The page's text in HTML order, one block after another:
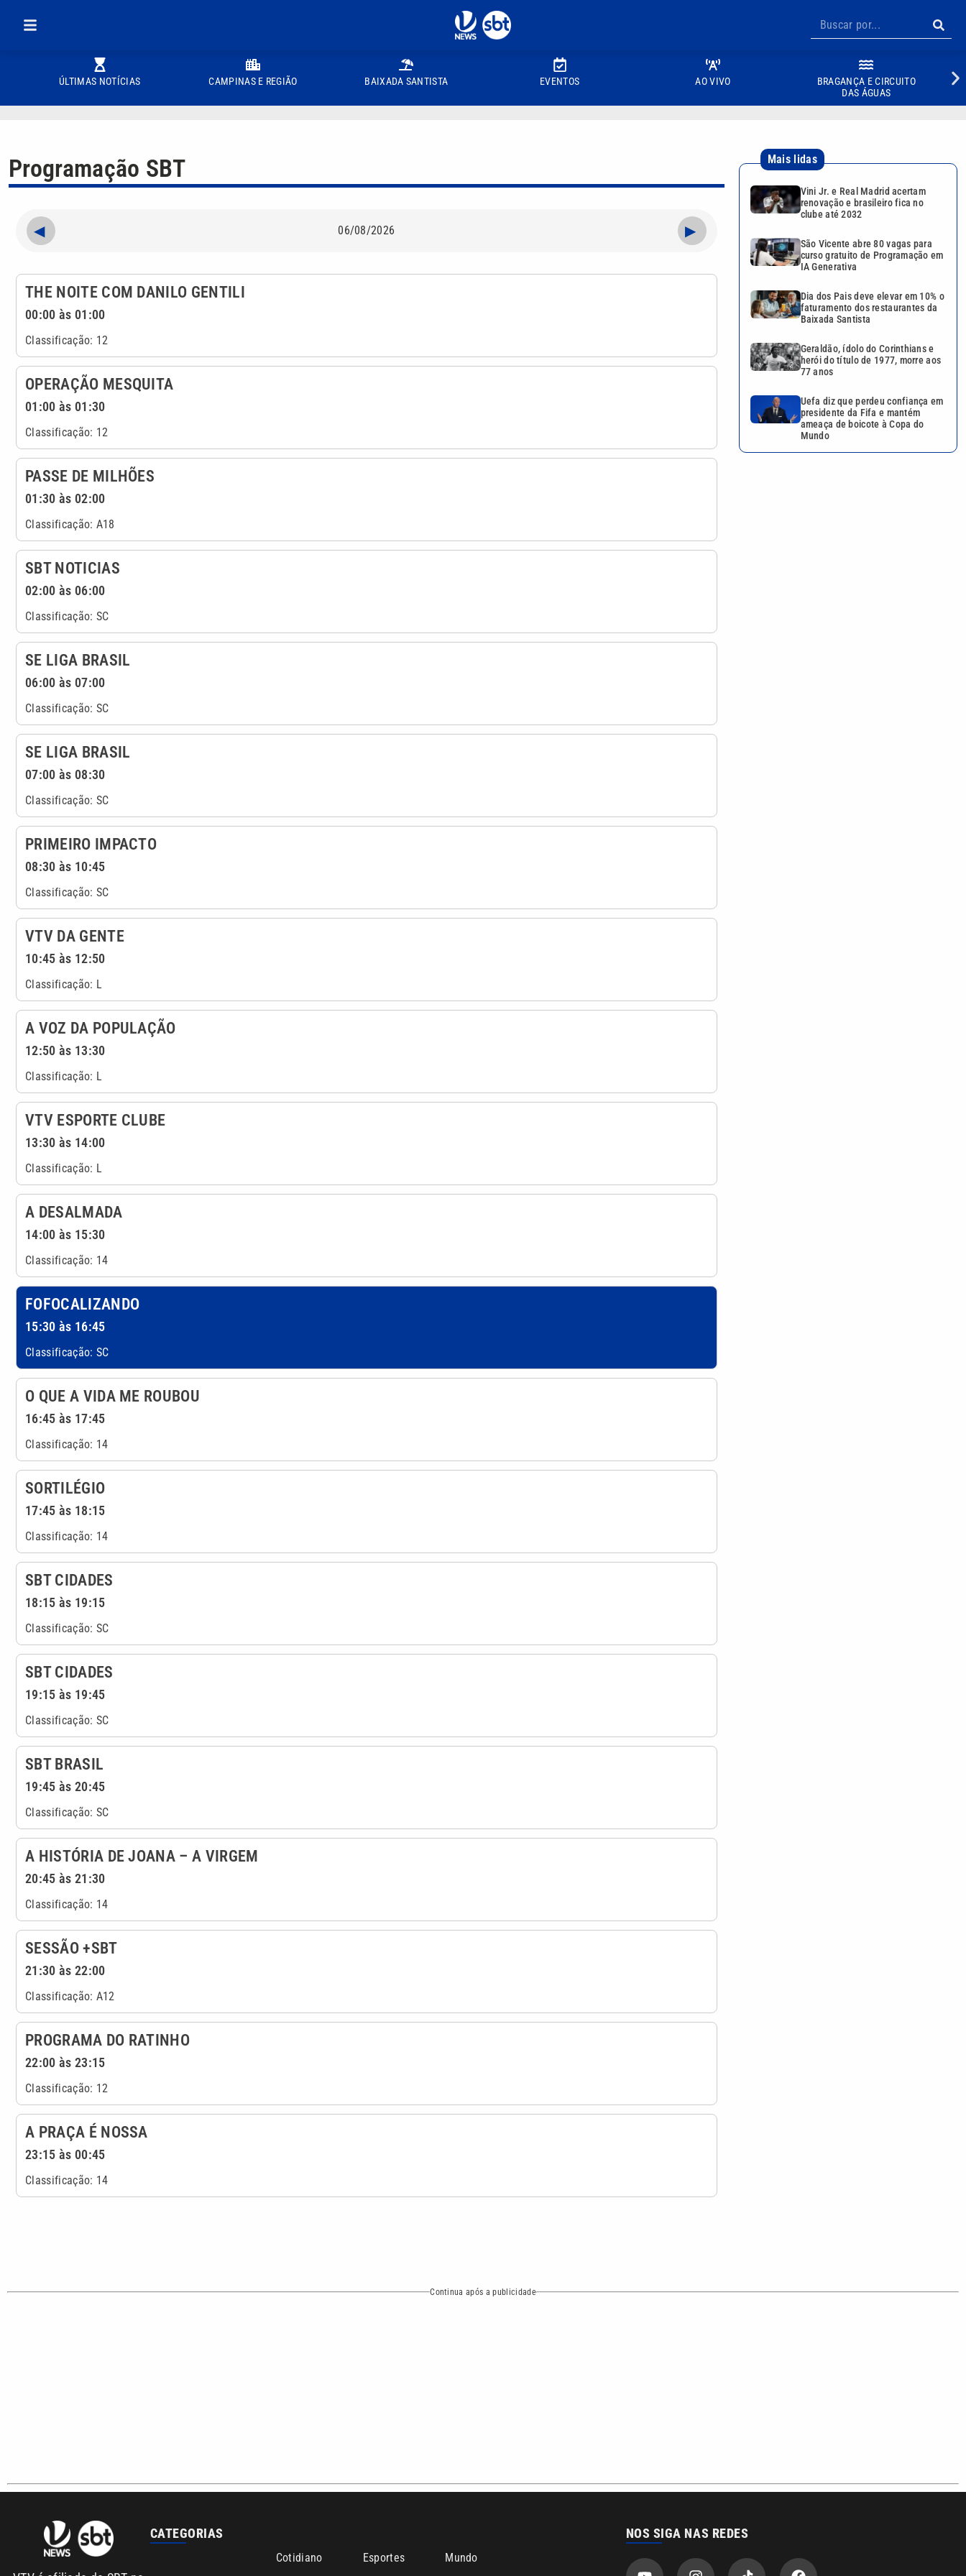
ÚLTIMAS NOTÍCIAS CAMPINAS E REGIÃO BAIXADA SANTISTA EVENTOS AO VIVO
BRAGANÇA E CIRCUITO
DAS ÁGUAS
Programação SBT
◀ 06/08/2026 ▶
THE NOITE COM DANILO GENTILI
00:00 às 01:00
Classificação: 12
OPERAÇÃO MESQUITA
01:00 às 01:30
Classificação: 12
PASSE DE MILHÕES
01:30 às 02:00
Classificação: A18
SBT NOTICIAS
02:00 às 06:00
Classificação: SC
SE LIGA BRASIL
06:00 às 07:00
Classificação: SC
SE LIGA BRASIL
07:00 às 08:30
Classificação: SC
PRIMEIRO IMPACTO
08:30 às 10:45
Classificação: SC
VTV DA GENTE
10:45 às 12:50
Classificação: L
A VOZ DA POPULAÇÃO
12:50 às 13:30
Classificação: L
VTV ESPORTE CLUBE
13:30 às 14:00
Classificação: L
A DESALMADA
14:00 às 15:30
Classificação: 14
FOFOCALIZANDO
15:30 às 16:45
Classificação: SC
O QUE A VIDA ME ROUBOU
16:45 às 17:45
Classificação: 14
SORTILÉGIO
17:45 às 18:15
Classificação: 14
SBT CIDADES
18:15 às 19:15
Classificação: SC
SBT CIDADES
19:15 às 19:45
Classificação: SC
SBT BRASIL
19:45 às 20:45
Classificação: SC
A HISTÓRIA DE JOANA – A VIRGEM
20:45 às 21:30
Classificação: 14
SESSÃO +SBT
21:30 às 22:00
Classificação: A12
PROGRAMA DO RATINHO
22:00 às 23:15
Classificação: 12
A PRAÇA É NOSSA
23:15 às 00:45
Classificação: 14
Mais lidas
Vini Jr. e Real Madrid acertam
renovação e brasileiro fica no
clube até 2032
São Vicente abre 80 vagas para
curso gratuito de Programação em
IA Generativa
Dia dos Pais deve elevar em 10% o
faturamento dos restaurantes da
Baixada Santista
Geraldão, ídolo do Corinthians e
herói do título de 1977, morre aos
77 anos
Uefa diz que perdeu confiança em
presidente da Fifa e mantém
ameaça de boicote à Copa do
Mundo
Continua após a publicidade
Sobre nós Anuncie agora com a emissora VTV SBT Área de cobertura que a VTV SBT acompanha: Entre em contato com a VTV News
Copyright © 2026. Todos os direitos reservados | Empresa de Comunicação PRM Ltda – CNPJ: 01.773.119.0001-60 Política de privacidade